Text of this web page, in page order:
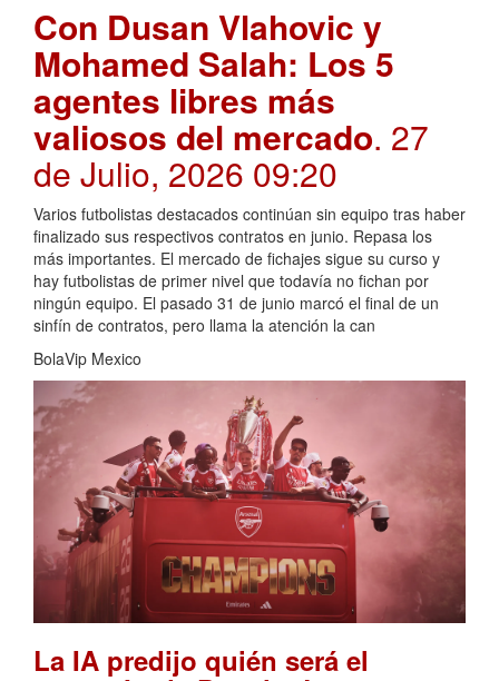
Con Dusan Vlahovic y
Mohamed Salah: Los 5
agentes libres más
valiosos del mercado. 27
de Julio, 2026 09:20
Varios futbolistas destacados continúan sin equipo tras haber
finalizado sus respectivos contratos en junio. Repasa los
más importantes. El mercado de fichajes sigue su curso y
hay futbolistas de primer nivel que todavía no fichan por
ningún equipo. El pasado 31 de junio marcó el final de un
sinfín de contratos, pero llama la atención la can
BolaVip Mexico
La IA predijo quién será el